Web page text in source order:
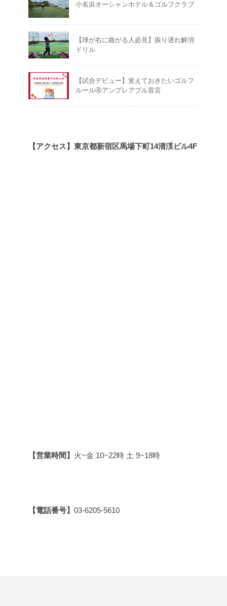
小名浜オーシャンホテル＆ゴルフクラブ
【球が右に曲がる人必見】振り遅れ解消
ドリル
【試合デビュー】覚えておきたいゴルフ
ルール④アンプレアブル宣言
【アクセス】東京都新宿区馬場下町14清渓ビル4F
【営業時間】 火~金 10~22時 土 9~18時
【電話番号】 03-6205-5610